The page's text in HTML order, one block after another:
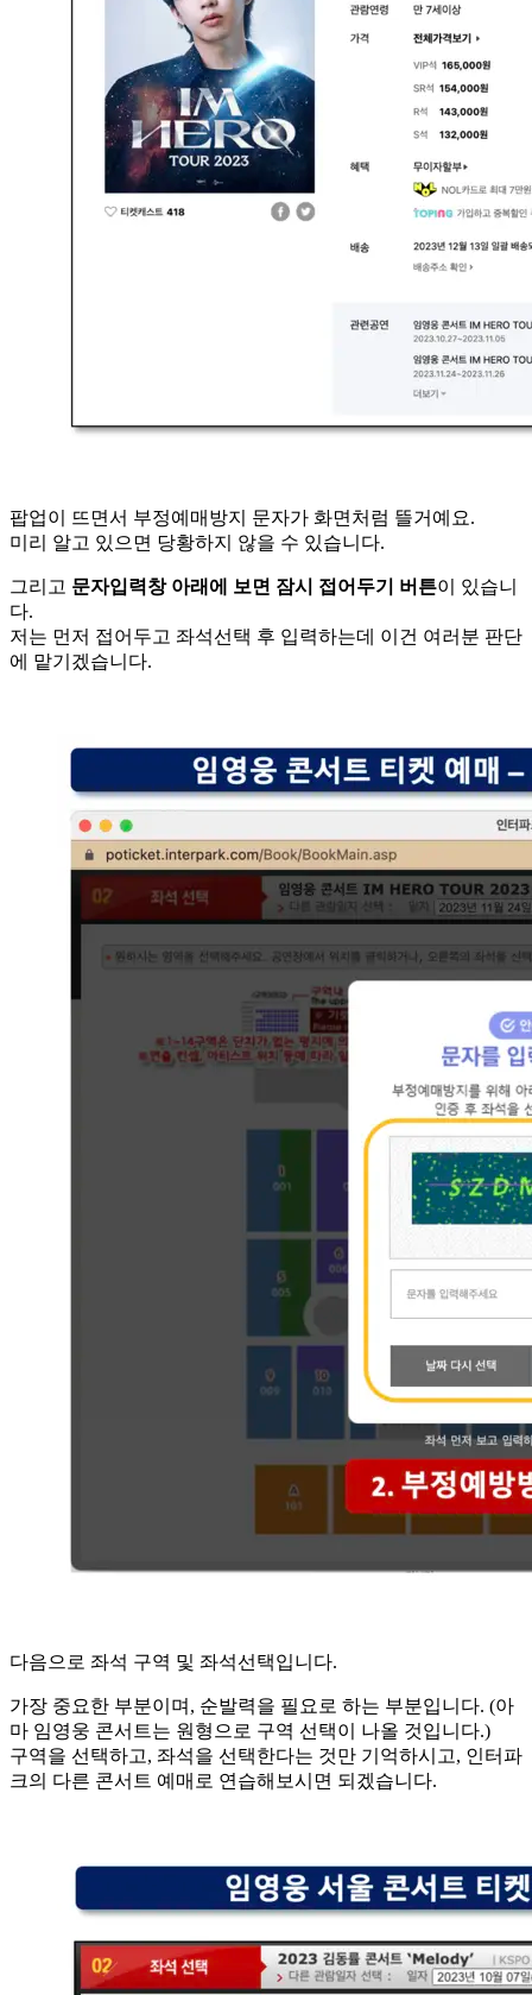
팝업이 뜨면서 부정예매방지 문자가 화면처럼 뜰거예요.
미리 알고 있으면 당황하지 않을 수 있습니다.
그리고 문자입력창 아래에 보면 잠시 접어두기 버튼이 있습니
다.
저는 먼저 접어두고 좌석선택 후 입력하는데 이건 여러분 판단
에 맡기겠습니다.
다음으로 좌석 구역 및 좌석선택입니다.
가장 중요한 부분이며, 순발력을 필요로 하는 부분입니다. (아
마 임영웅 콘서트는 원형으로 구역 선택이 나올 것입니다.)
구역을 선택하고, 좌석을 선택한다는 것만 기억하시고, 인터파
크의 다른 콘서트 예매로 연습해보시면 되겠습니다.